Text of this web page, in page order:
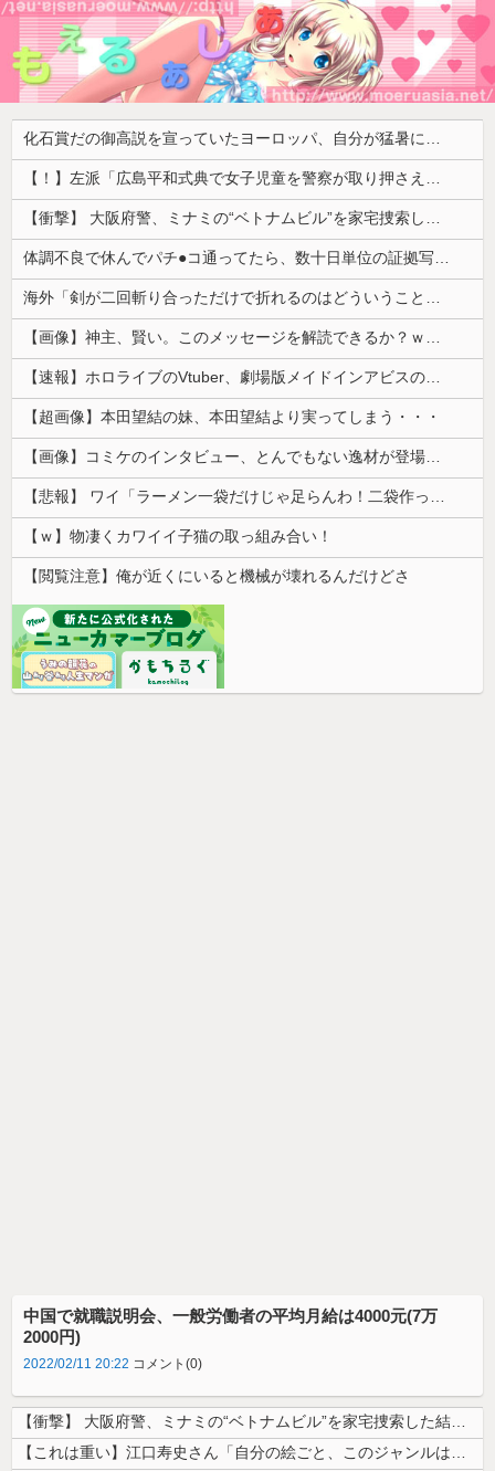
化石賞だの御高説を宣っていたヨーロッパ、自分が猛暑に襲われると為すすべべもなくダメージを受けてしまい……
【！】左派「広島平和式典で女子児童を警察が取り押さえて無理矢理、排除しました！」 → ネット特定班「女児？全学連のプロ活動家では？」
【衝撃】 大阪府警、ミナミの“ベトナムビル”を家宅捜索した結果・・・・・・
体調不良で休んでパチ●コ通ってたら、数十日単位の証拠写真撮られて会社クビになった
海外「剣が二回斬り合っただけで折れるのはどういうことなんだ」満点なのに二度と起動しない理由…
【画像】神主、賢い。このメッセージを解読できるか？ｗｗｗｗ
【速報】ホロライブのVtuber、劇場版メイドインアビスの主題歌決定wwwwwwwwww
【超画像】本田望結の妹、本田望結より実ってしまう・・・
【画像】コミケのインタビュー、とんでもない逸材が登場ｗｗｗｗｗｗ 【Pickup07092041】
【悲報】 ワイ「ラーメン一袋だけじゃ足らんわ！二袋作ったろ！」→結果ｗｗｗ
【ｗ】物凄くカワイイ子猫の取っ組み合い！
【閲覧注意】俺が近くにいると機械が壊れるんだけどさ
中国で就職説明会、一般労働者の平均月給は4000元(7万
2000円)
2022/02/11 20:22 コメント(0)
【衝撃】 大阪府警、ミナミの“ベトナムビル”を家宅捜索した結果・・・・...
【これは重い】江口寿史さん「自分の絵ごと、このジャンルはそろそろ終わり...